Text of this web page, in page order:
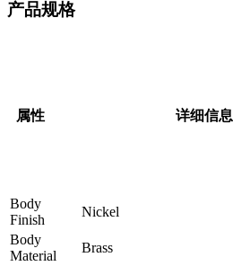
产品规格
属性 详细信息
Body
Finish
Nickel
Body
Material
Brass